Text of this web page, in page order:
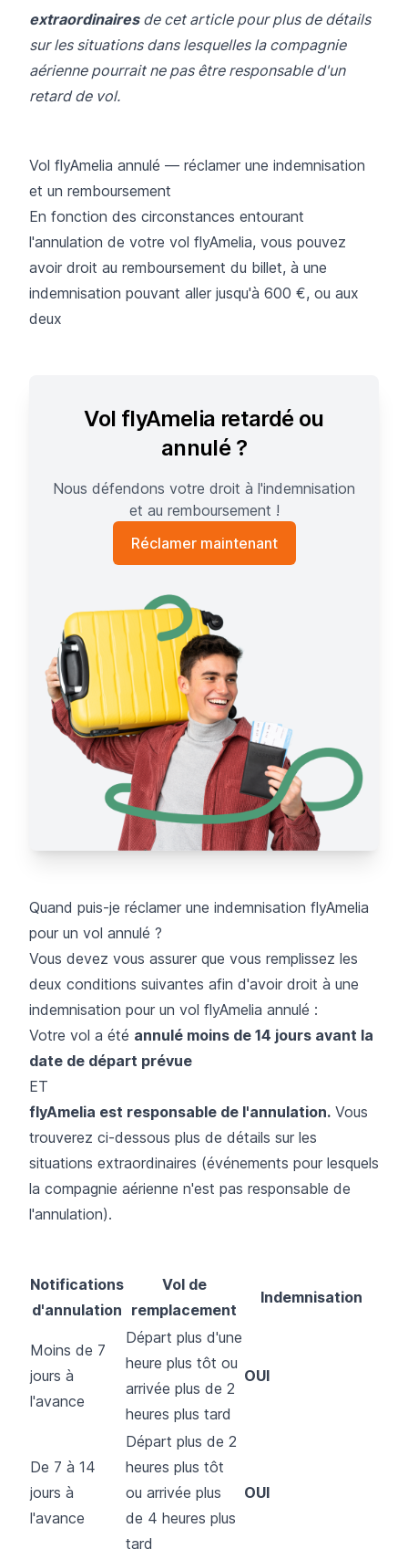
extraordinairesde cet article pour plus de détails
sur les situations dans lesquelles la compagnie
aérienne pourrait ne pas être responsable d'un
retard de vol.
Vol flyAmelia annulé — réclamer une indemnisation
et un remboursement
En fonction des circonstances entourant
l'annulation de votre vol flyAmelia, vous pouvez
avoir droit au remboursement du billet, à une
indemnisation pouvant aller jusqu'à 600 €, ou aux
deux
Vol flyAmelia retardé ou
annulé ?
Nous défendons votre droit à l'indemnisation
et au remboursement !
Réclamer maintenant
Quand puis-je réclamer une indemnisation flyAmelia
pour un vol annulé ?
Vous devez vous assurer que vous remplissez les
deux conditions suivantes afin d'avoir droit à une
indemnisation pour un vol flyAmelia annulé :
Votre vol a été annulé moins de 14 jours avant la
date de départ prévue
ET
flyAmelia est responsable de l'annulation. Vous
trouverez ci-dessous plus de détails sur les
situations extraordinaires (événements pour lesquels
la compagnie aérienne n'est pas responsable de
l'annulation).
Notifications
d'annulation
Vol de
remplacement
Indemnisation
Moins de 7
jours à
l'avance
Départ plus d'une
heure plus tôt ou
arrivée plus de 2
heures plus tard
OUI
De 7 à 14
jours à
l'avance
Départ plus de 2
heures plus tôt
ou arrivée plus
de 4 heures plus
tard
OUI